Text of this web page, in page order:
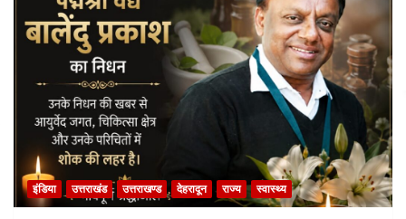
इंडिया उत्तराखंड उत्तराखण्ड देहरादून राज्य स्वास्थ्य